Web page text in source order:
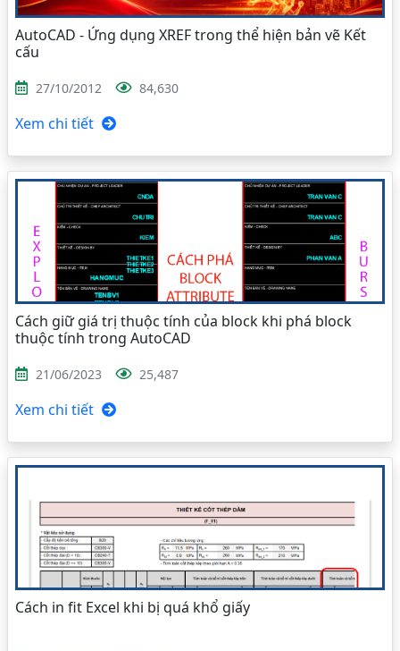
AutoCAD - Ứng dụng XREF trong thể hiện bản vẽ Kết
cấu
27/10/2012 84,630
Xem chi tiết
Cách giữ giá trị thuộc tính của block khi phá block
thuộc tính trong AutoCAD
21/06/2023 25,487
Xem chi tiết
Cách in fit Excel khi bị quá khổ giấy